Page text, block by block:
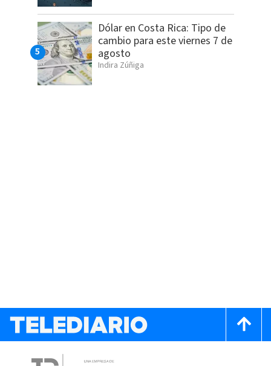
Dólar en Costa Rica: Tipo de
cambio para este viernes 7 de
agosto
Indira Zúñiga